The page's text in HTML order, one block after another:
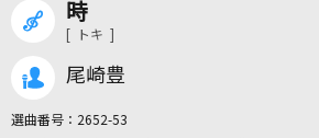
時
[ トキ ]
尾崎豊
選曲番号： 2652-53